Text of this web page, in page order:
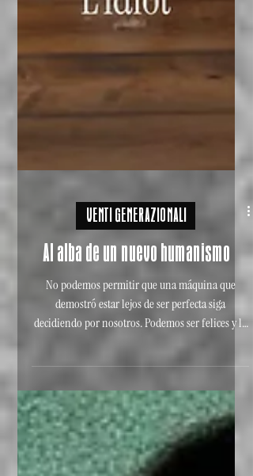
VENTI GENERAZIONALI
Al alba de un nuevo humanismo
No podemos permitir que una máquina que
demostró estar lejos de ser perfecta siga
decidiendo por nosotros. Podemos ser felices y lo
hemos olvidado.